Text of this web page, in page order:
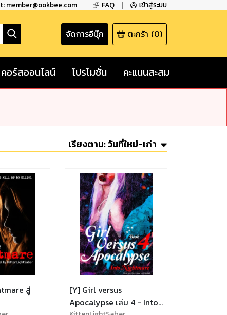
member@ookbee.com FAQ เข้าสู่ระบบ
จัดการอีบุ๊ก ตะกร้า (0)
คอร์สออนไลน์ โปรโมชั่น คะแนนสะสม
เรียงตาม:วันที่ใหม่-เก่า
สู่
[Y] Girl versus
Apocalypse เล่ม 4 - Into